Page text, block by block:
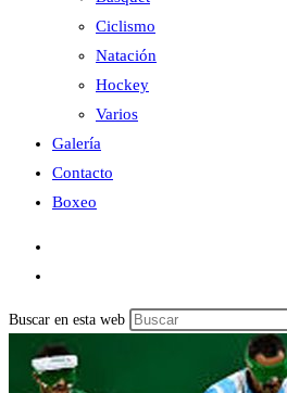
Ciclismo
Natación
Hockey
Varios
Galería
Contacto
Boxeo
Buscar en esta web